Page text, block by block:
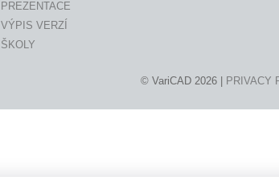
PREZENTACE
VÝPIS VERZÍ
ŠKOLY
© VariCAD 2026 | PRIVACY